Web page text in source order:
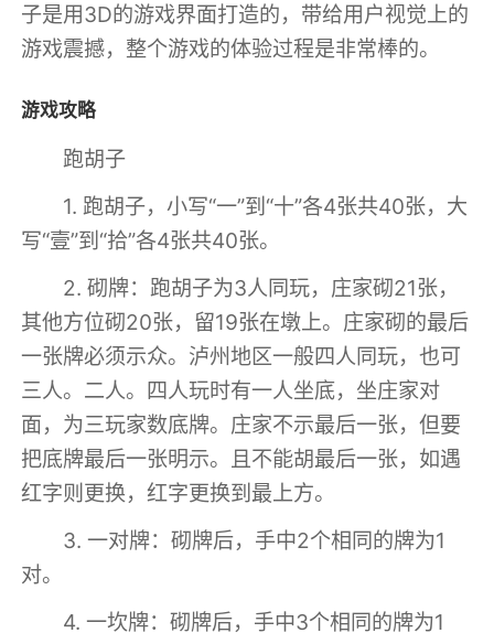
子是用3D的游戏界面打造的，带给用户视觉上的
游戏震撼，整个游戏的体验过程是非常棒的。
游戏攻略
跑胡子
1. 跑胡子，小写“一”到“十”各4张共40张，大
写“壹”到“拾”各4张共40张。
2. 砌牌：跑胡子为3人同玩，庄家砌21张，
其他方位砌20张，留19张在墩上。庄家砌的最后
一张牌必须示众。泸州地区一般四人同玩，也可
三人。二人。四人玩时有一人坐底，坐庄家对
面，为三玩家数底牌。庄家不示最后一张，但要
把底牌最后一张明示。且不能胡最后一张，如遇
红字则更换，红字更换到最上方。
3. 一对牌：砌牌后，手中2个相同的牌为1
对。
4. 一坎牌：砌牌后，手中3个相同的牌为1